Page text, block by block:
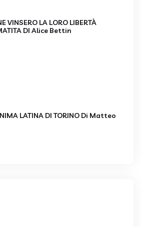
VINSERO LA LORO LIBERTÀ
DI Alice Bettin
LATINA DI TORINO Di Matteo